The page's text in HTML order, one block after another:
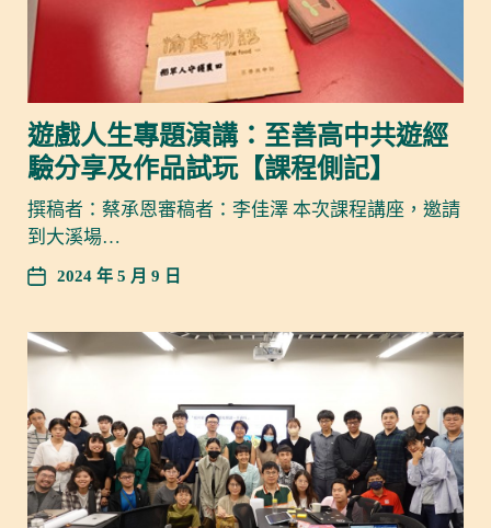
遊戲人生專題演講：至善高中共遊經
驗分享及作品試玩【課程側記】
撰稿者：蔡承恩審稿者：李佳澤 本次課程講座，邀請
到大溪場…
2024 年 5 月 9 日